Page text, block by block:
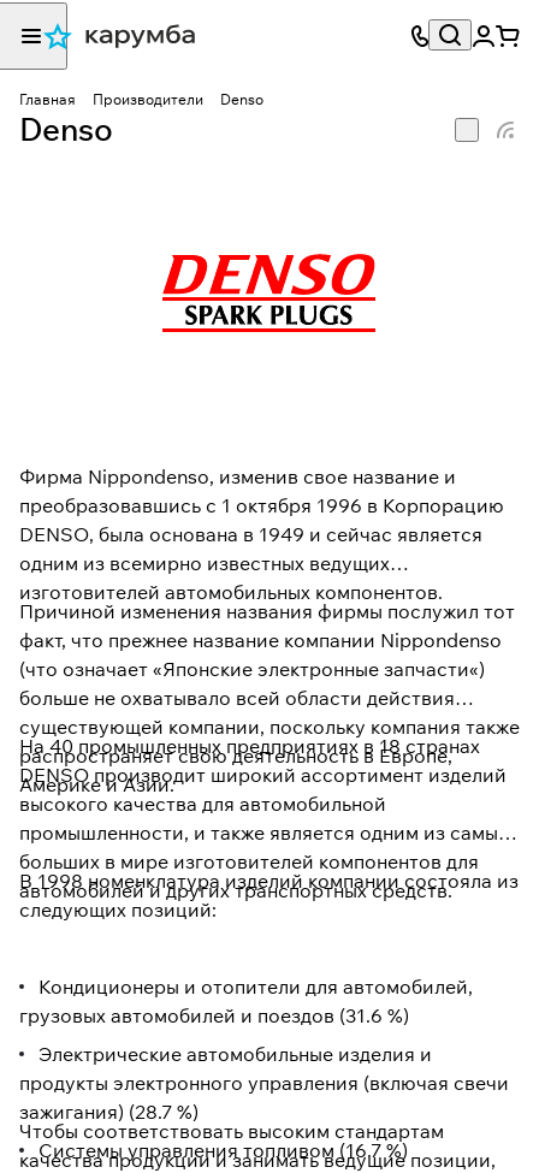
Главная Производители Denso
Denso
Фирма Nippondenso, изменив свое название и
преобразовавшись с 1 октября 1996 в Корпорацию
DENSO, была основана в 1949 и сейчас является
одним из всемирно известных ведущих
изготовителей автомобильных компонентов.
Причиной изменения названия фирмы послужил тот
факт, что прежнее название компании Nippondenso
(что означает «Японские электронные запчасти«)
больше не охватывало всей области действия
существующей компании, поскольку компания также
распространяет свою деятельность в Европе,
Америке и Азии.
На 40 промышленных предприятиях в 18 странах
DENSO производит широкий ассортимент изделий
высокого качества для автомобильной
промышленности, и также является одним из самых
больших в мире изготовителей компонентов для
автомобилей и других транспортных средств.
В 1998 номенклатура изделий компании состояла из
следующих позиций:
Кондиционеры и отопители для автомобилей,
грузовых автомобилей и поездов (31.6 %)
Электрические автомобильные изделия и
продукты электронного управления (включая свечи
зажигания) (28.7 %)
Системы управления топливом (16.7 %)
Чтобы соответствовать высоким стандартам
качества продукции и занимать ведущие позиции,